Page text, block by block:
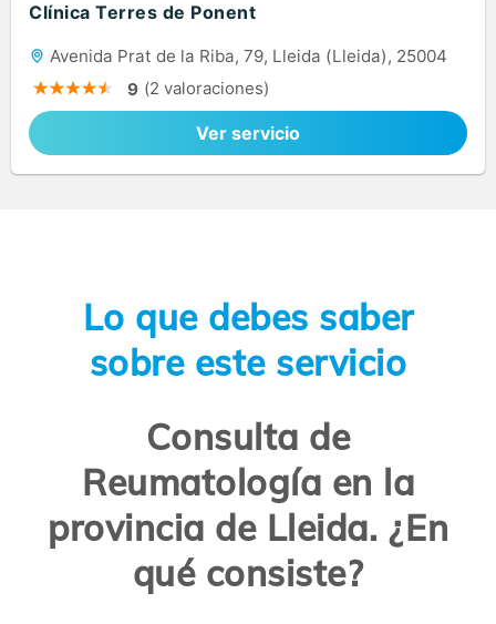
Clínica Terres de Ponent
Avenida Prat de la Riba, 79, Lleida (Lleida), 25004
9 (2 valoraciones)
Ver servicio
Lo que debes saber
sobre este servicio
Consulta de
Reumatología en la
provincia de Lleida. ¿En
qué consiste?